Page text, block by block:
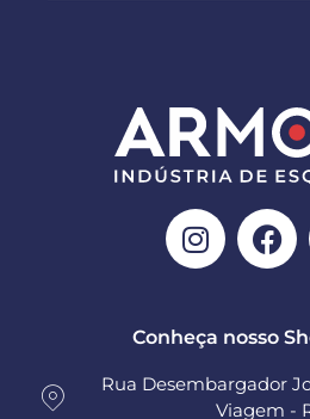
Conheça nosso
Rua Desembargador
Viagem -